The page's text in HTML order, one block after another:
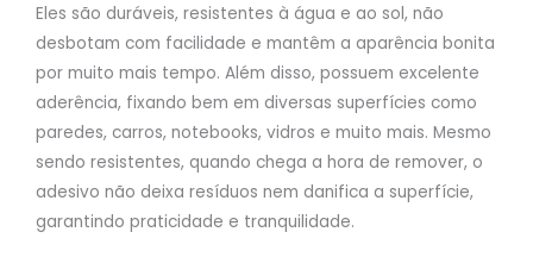
Eles são duráveis, resistentes à água e ao sol, não
desbotam com facilidade e mantêm a aparência bonita
por muito mais tempo. Além disso, possuem excelente
aderência, fixando bem em diversas superfícies como
paredes, carros, notebooks, vidros e muito mais. Mesmo
sendo resistentes, quando chega a hora de remover, o
adesivo não deixa resíduos nem danifica a superfície,
garantindo praticidade e tranquilidade.